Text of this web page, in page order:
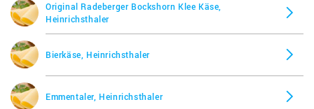
Original Radeberger Bockshorn Klee Käse,
Heinrichsthaler
Bierkäse, Heinrichsthaler
Emmentaler, Heinrichsthaler